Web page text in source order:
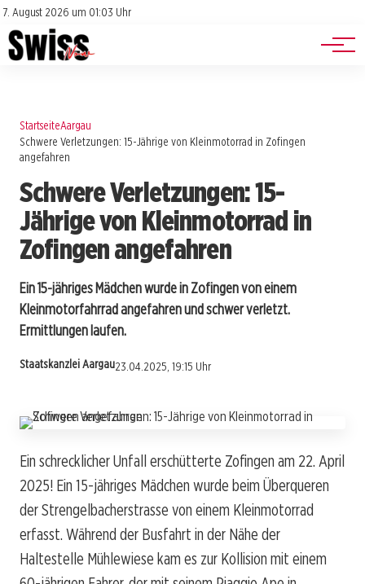
7. August 2026 um 01:03 Uhr
Impressum
Datenschutz
Jobs
Events
StartseiteAargau
Schwere Verletzungen: 15-Jährige von Kleinmotorrad in Zofingen
angefahren
Schwere Verletzungen: 15-
Jährige von Kleinmotorrad in
Zofingen angefahren
Ein 15-jähriges Mädchen wurde in Zofingen von einem
Kleinmotorfahrrad angefahren und schwer verletzt.
Ermittlungen laufen.
Staatskanzlei Aargau23.04.2025, 19:15 Uhr
Ein schrecklicher Unfall erschütterte Zofingen am 22. April
2025! Ein 15-jähriges Mädchen wurde beim Überqueren
der Strengelbacherstrasse von einem Kleinmotorrad
erfasst. Während der Busfahrt in der Nähe der
Haltestelle Mühlewiese kam es zur Kollision mit einem